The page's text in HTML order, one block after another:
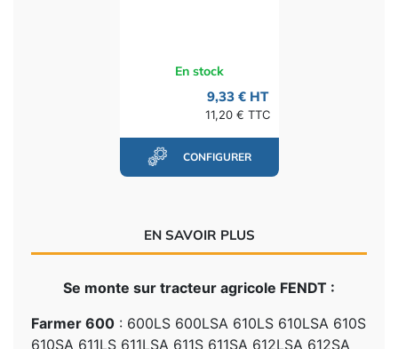
En stock
9,33 € HT
11,20 € TTC
CONFIGURER
EN SAVOIR PLUS
Se monte sur tracteur agricole FENDT :
Farmer 600 : 600LS 600LSA 610LS 610LSA 610S
610SA 611LS 611LSA 611S 611SA 612LSA 612SA